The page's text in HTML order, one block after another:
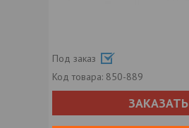
Под заказ
Код товара: 850-889
ЗАКАЗАТЬ